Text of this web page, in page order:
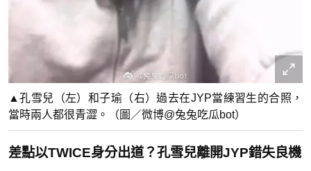
▲孔雪兒（左）和子瑜（右）過去在JYP當練習生的合照，
當時兩人都很青澀。（圖／微博@兔兔吃瓜bot）
差點以TWICE身分出道？孔雪兒離開JYP錯失良機